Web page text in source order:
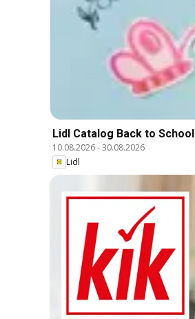
Lidl Catalog Back to School
10.08.2026-30.08.2026
Lidl